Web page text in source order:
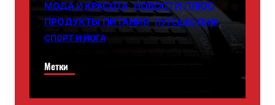
МОДА И КРАСОТА НОВОСТИ ПЛЮС
ПРОДУКТЫ ПИТАНИЯ ПУТЕШЕСТВИЯ
СПОРТ И ЙОГА
Метки